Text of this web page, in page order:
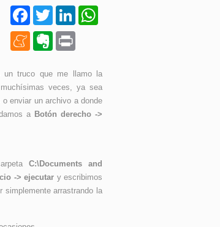
FacebookTwitter LinkedIn
MeneameEvernote
truco que me llamo la
veces, ya sea
enviar un archivo a donde
a Botón derecho ->
C:\Documents and
-> ejecutar y escribimos
simplemente arrastrando la